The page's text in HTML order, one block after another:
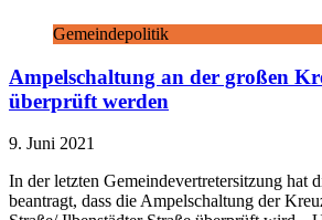
Gemeindepolitik
Ampelschaltung an der großen
überprüft werden
9. Juni 2021
In der letzten Gemeindevertretersitzung hat
beantragt, dass die Ampelschaltung der